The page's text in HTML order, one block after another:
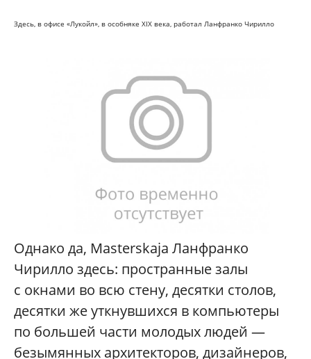
Здесь, в офисе «Лукойл», в особняке XIX века, работал Ланфранко Чирилло
Однако да, Masterskaja Ланфранко
Чирилло здесь: пространные залы
с окнами во всю стену, десятки столов,
десятки же уткнувшихся в компьютеры
по большей части молодых людей —
безымянных архитекторов, дизайнеров,